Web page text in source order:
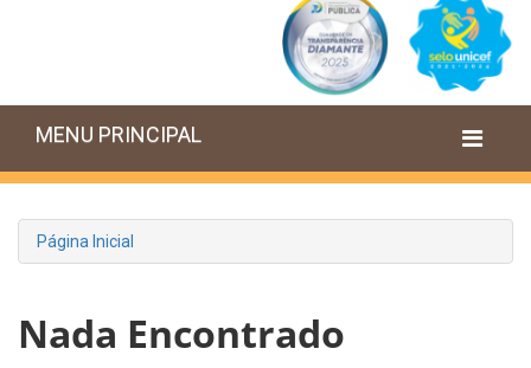
MENU PRINCIPAL
Página Inicial
Nada Encontrado